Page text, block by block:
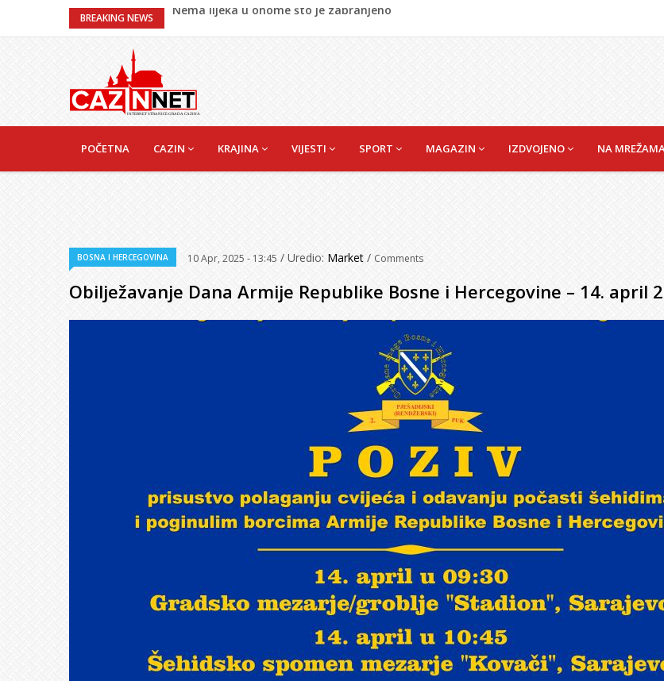
BREAKING NEWS
Umjetnost usporenosti – Kako savladati "spori vikend" i zaista se odmoriti
Maloljetnik u policijskoj stanici napao policajca i oštetio vrata
Nema lijeka u onome što je zabranjeno
NAVIGATION
POČETNA CAZIN KRAJINA VIJESTI SPORT MAGAZIN IZDVOJENO NA
BOSNA I HERCEGOVINA 10 Apr, 2025 - 13:45 / Uredio: Market / Comments
Obilježavanje Dana Armije Republike Bosne i Hercegovine – 14. april